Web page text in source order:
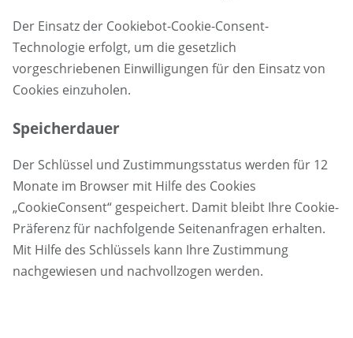
Der Einsatz der Cookiebot-Cookie-Consent-
Technologie erfolgt, um die gesetzlich
vorgeschriebenen Einwilligungen für den Einsatz von
Cookies einzuholen.
Speicherdauer
Der Schlüssel und Zustimmungsstatus werden für 12
Monate im Browser mit Hilfe des Cookies
„CookieConsent“ gespeichert. Damit bleibt Ihre Cookie-
Präferenz für nachfolgende Seitenanfragen erhalten.
Mit Hilfe des Schlüssels kann Ihre Zustimmung
nachgewiesen und nachvollzogen werden.